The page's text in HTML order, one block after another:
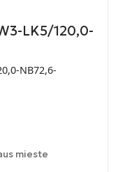
LK5/120,0-
NB72,6-
mieste